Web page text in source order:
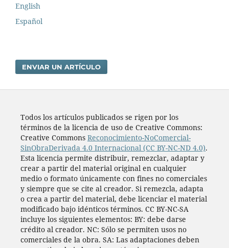
English
Español
ENVIAR UN ARTÍCULO
Todos los artí­culos publicados se rigen por los
términos de la licencia de uso de Creative Commons:
Creative Commons Reconocimiento-NoComercial-
SinObraDerivada 4.0 Internacional (CC BY-NC-ND 4.0).
Esta licencia permite distribuir, remezclar, adaptar y
crear a partir del material original en cualquier
medio o formato únicamente con fines no comerciales
y siempre que se cite al creador. Si remezcla, adapta
o crea a partir del material, debe licenciar el material
modificado bajo idénticos términos. CC BY-NC-SA
incluye los siguientes elementos: BY: debe darse
crédito al creador. NC: Sólo se permiten usos no
comerciales de la obra. SA: Las adaptaciones deben